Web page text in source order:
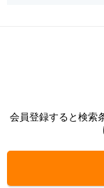
会員登録すると検索